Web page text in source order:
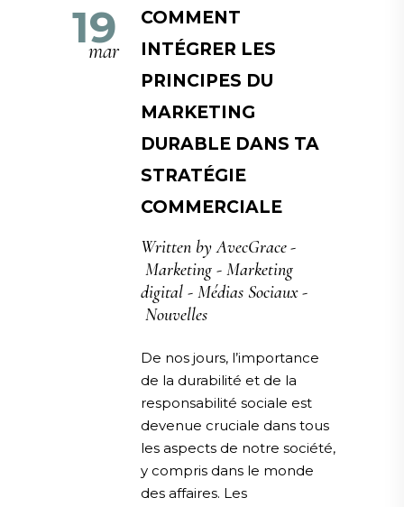
19
mar
COMMENT
INTÉGRER LES
PRINCIPES DU
MARKETING
DURABLE DANS TA
STRATÉGIE
COMMERCIALE
Written byAvecGrace
Marketing - Marketing
digital - Médias Sociaux -
Nouvelles
De nos jours, l’importance
de la durabilité et de la
responsabilité sociale est
devenue cruciale dans tous
les aspects de notre société,
y compris dans le monde
des affaires. Les